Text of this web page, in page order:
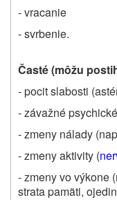
- vracanie
- svrbenie.
Časté (môžu
- pocit slabosti
- závažné
- zmeny nálady
- zmeny aktivity (
- zmeny vo výkone
strata pamäti,